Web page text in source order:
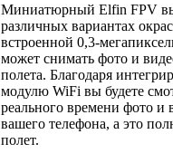
Миниатюрный Elfin FPV
различных вариантах
встроенной 0,3-
может снимать фото и
полета. Благодаря
модулю WiFi вы будете
реального времени фото и
вашего телефона, а это
полет.